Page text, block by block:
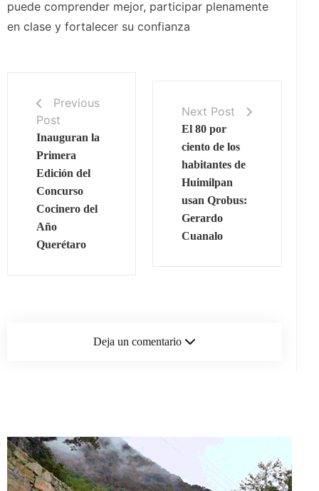
puede comprender mejor, participar plenamente
en clase y fortalecer su confianza
Previous
Post
Inauguran la
Primera
Edición del
Concurso
Cocinero del
Año
Querétaro
Next Post
El 80 por
ciento de los
habitantes de
Huimilpan
usan Qrobus:
Gerardo
Cuanalo
Deja un comentario